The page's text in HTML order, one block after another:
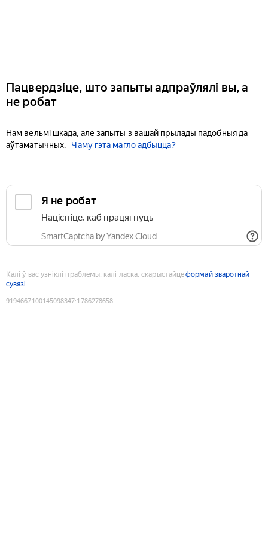
Пацвердзіце, што запыты адпраўлялі вы, а
не робат
Нам вельмі шкада, але запыты з вашай прылады падобныя да
аўтаматычных.
Чаму гэта магло адбыцца?
Я не робат
Націсніце, каб працягнуць
SmartCaptcha by Yandex Cloud
Калі ў вас узніклі праблемы, калі ласка, скарыстайцеформай зваротнай
сувязі
9194667100145098347:1786278658